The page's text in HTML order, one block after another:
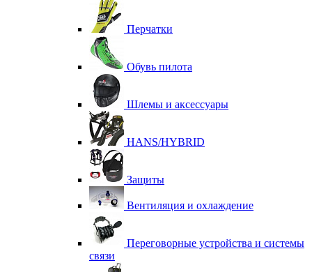
Перчатки
Обувь пилота
Шлемы и аксессуары
HANS/HYBRID
Защиты
Вентиляция и охлаждение
Переговорные устройства и системы
связи